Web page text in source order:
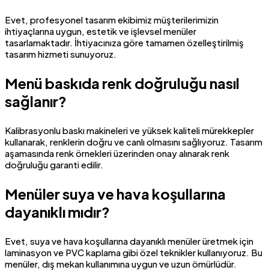
Evet, profesyonel tasarım ekibimiz müşterilerimizin
ihtiyaçlarına uygun, estetik ve işlevsel menüler
tasarlamaktadır. İhtiyacınıza göre tamamen özelleştirilmiş
tasarım hizmeti sunuyoruz.
Menü baskıda renk doğruluğu nasıl
sağlanır?
Kalibrasyonlu baskı makineleri ve yüksek kaliteli mürekkepler
kullanarak, renklerin doğru ve canlı olmasını sağlıyoruz. Tasarım
aşamasında renk örnekleri üzerinden onay alınarak renk
doğruluğu garanti edilir.
Menüler suya ve hava koşullarına
dayanıklı mıdır?
Evet, suya ve hava koşullarına dayanıklı menüler üretmek için
laminasyon ve PVC kaplama gibi özel teknikler kullanıyoruz. Bu
menüler, dış mekan kullanımına uygun ve uzun ömürlüdür.